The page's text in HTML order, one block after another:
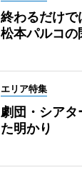
終わるだけで
松本パルコの
エリア特集
劇団・シア
た明かり